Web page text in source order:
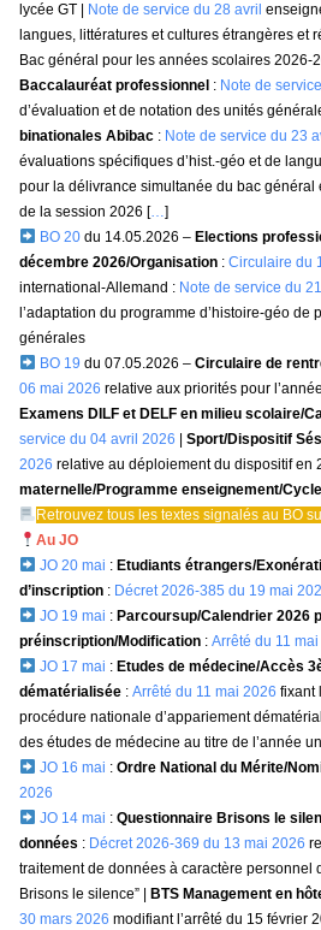
lycée GT |
Note de service du 28 avril
langues, littératures et cultures étrangères et
Bac général pour les années scolaires 2026-
Baccalauréat professionnel : Note de
d’évaluation et de notation des unités
binationales Abibac : Note de service du 23
évaluations spécifiques d’hist.-géo et de
pour la délivrance simultanée du bac général
de la session 2026 […]
BO 20du 14.05.2026 – Elections
décembre 2026/Organisation : Circulaire du
international-Allemand : Note de service du
l’adaptation du programme d’histoire-géo de
générales
BO 19 du 07.05.2026 – Circulaire de
06 mai 2026 relative aux priorités pour
Examens DILF et DELF en milieu scolaire/
service du 04 avril 2026
Sport/Dispositif
2026 relative au déploiement du dispositif en
maternelle/Programme enseignement/
Retrouvez tous les textes signalés au BO
Au JO
JO 20 mai :Etudiants étrangers/
d’inscription : Décret 2026-385 du 19 mai
JO 19 mai :Parcoursup/Calendrier 2026
préinscription/Modification : Arrêté du 11
JO 17 mai : Etudes de médecine/Accès
dématérialisée : Arrêté du 11 mai 2026 fixant
procédure nationale d’appariement
des études de médecine au titre de l’année
JO 16 mai : Ordre National du Mérite/
2026
JO 14 mai : Questionnaire Brisons le
données : Décret 2026-369 du 13 mai 2026
traitement de données à caractère personnel
Brisons le silence” |
BTS Management en
30 mars 2026 modifiant l’arrêté du 15 février